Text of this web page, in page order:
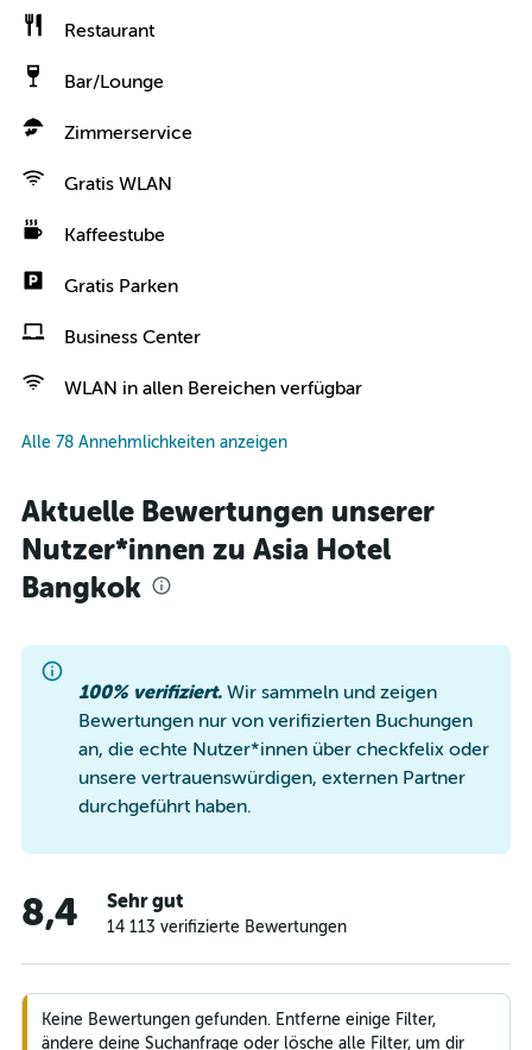
Restaurant
Bar/Lounge
Zimmerservice
Gratis WLAN
Kaffeestube
Gratis Parken
Business Center
WLAN in allen Bereichen verfügbar
Alle 78 Annehmlichkeiten anzeigen
Aktuelle Bewertungen unserer
Nutzer*innen zu Asia Hotel
Bangkok
100% verifiziert. Wir sammeln und zeigen
Bewertungen nur von verifizierten Buchungen
an, die echte Nutzer*innen über checkfelix oder
unsere vertrauenswürdigen, externen Partner
durchgeführt haben.
8,4 Sehr gut
14 113 verifizierte Bewertungen
Keine Bewertungen gefunden. Entferne einige Filter,
ändere deine Suchanfrage oder lösche alle Filter, um dir